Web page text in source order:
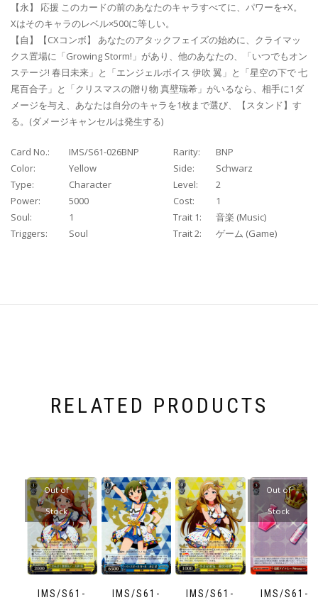
【永】 応援 このカードの前のあなたのキャラすべてに、パワーを+X。
Xはそのキャラのレベル×500に等しい。
【自】【CXコンボ】 あなたのアタックフェイズの始めに、クライマッ
クス置場に「Growing Storm!」があり、他のあなたの、「いつでもオン
ステージ! 春日未来」と「エンジェルボイス 伊吹 翼」と「星空の下で 七
尾百合子」と「クリスマスの贈り物 真壁瑞希」がいるなら、相手に1ダ
メージを与え、あなたは自分のキャラを1枚まで選び、【スタンド】す
る。(ダメージキャンセルは発生する)
Card No.: IMS/S61-026BNP Rarity:
BNP
Color:
Yellow Side:
Schwarz
Type:
Character Level:
2
Power:
5000 Cost:
1
Soul:
1 Trait 1:
音楽 (Music)
Triggers:
Soul Trait 2: ゲーム (Game)
RELATED PRODUCTS
IMS/S61-
Out of
Stock
IMS/S61- IMS/S61- IMS/S61-
Out of
Stock